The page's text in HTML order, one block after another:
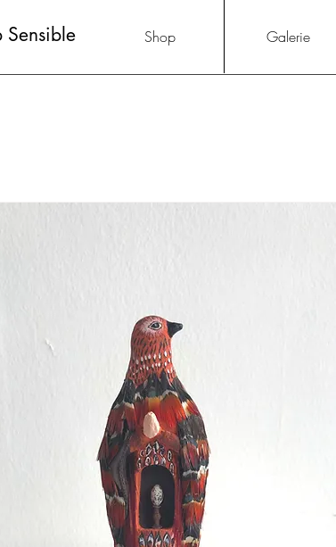
Sensible Shop Galerie